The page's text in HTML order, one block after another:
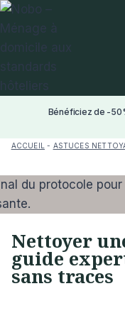
Aller
Bénéficiez de -
ACCUEIL - ASTUCES
Nettoyer
guide
sans traces